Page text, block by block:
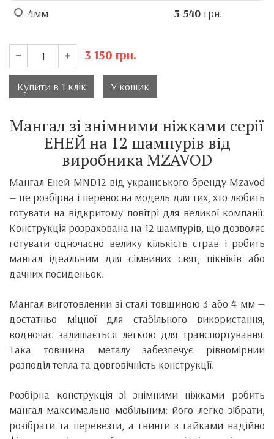
4мм
3 540 грн.
3 150 грн.
Купити в 1 клік У кошик
Мангал зі знімними ніжками серії
ЕНЕЙ на 12 шампурів від
виробника MZAVOD
Мангал Еней MND12 від українського бренду Mzavod
— це розбірна і переносна модель для тих, хто любить
готувати на відкритому повітрі для великої компанії.
Конструкція розрахована на 12 шампурів, що дозволяє
готувати одночасно велику кількість страв і робить
мангал ідеальним для сімейних свят, пікніків або
дачних посиденьок.
Мангал виготовлений зі сталі товщиною 3 або 4 мм —
достатньо міцної для стабільного використання,
водночас залишається легкою для транспортування.
Така товщина металу забезпечує рівномірний
розподіл тепла та довговічність конструкції.
Розбірна конструкція зі знімними ніжками робить
мангал максимально мобільним: його легко зібрати,
розібрати та перевезти, а гвинти з гайками надійно